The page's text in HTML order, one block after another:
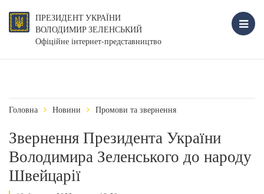
ПРЕЗИДЕНТ УКРАЇНИ
ВОЛОДИМИР ЗЕЛЕНСЬКИЙ
Офіційне інтернет-представництво
Головна Новини Промови та звернення
Звернення Президента України
Володимира Зеленського до народу
Швейцарії